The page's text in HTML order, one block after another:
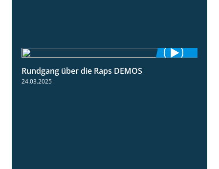
Rundgang über die Raps DEMOS
24.03.2025